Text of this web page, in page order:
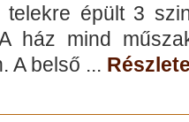
telekre épült 3
ház mind
A belső ...